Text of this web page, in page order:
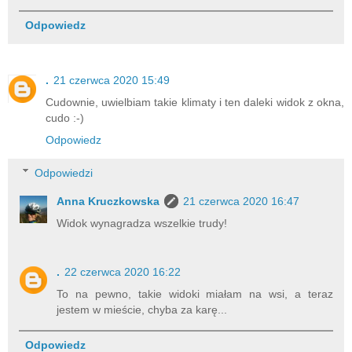
Odpowiedz
. 21 czerwca 2020 15:49
Cudownie, uwielbiam takie klimaty i ten daleki widok z okna,
cudo :-)
Odpowiedz
Odpowiedzi
Anna Kruczkowska
21 czerwca 2020 16:47
Widok wynagradza wszelkie trudy!
. 22 czerwca 2020 16:22
To na pewno, takie widoki miałam na wsi, a teraz
jestem w mieście, chyba za karę...
Odpowiedz